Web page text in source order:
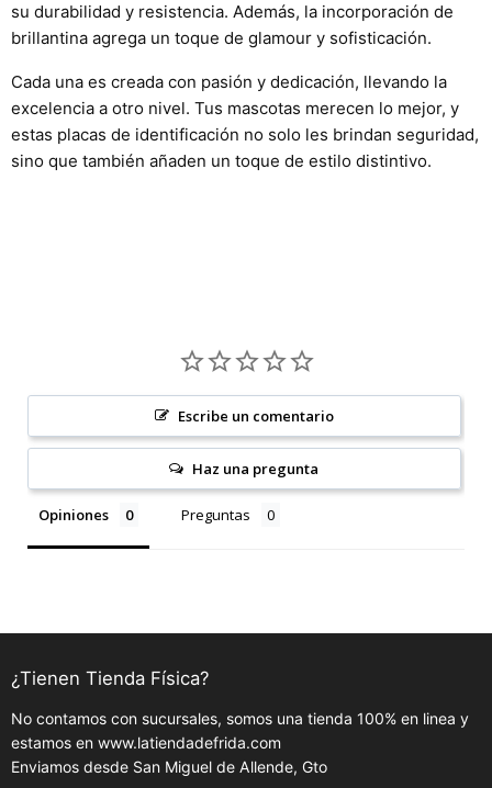
su durabilidad y resistencia. Además, la incorporación de
brillantina agrega un toque de glamour y sofisticación.
Cada una es creada con pasión y dedicación, llevando la
excelencia a otro nivel. Tus mascotas merecen lo mejor, y
estas placas de identificación no solo les brindan seguridad,
sino que también añaden un toque de estilo distintivo.
Escribe un comentario
Haz una pregunta
Opiniones Preguntas
¿Tienen Tienda Física?
No contamos con sucursales, somos una tienda 100% en linea y
estamos en www.latiendadefrida.com
Enviamos desde San Miguel de Allende, Gto